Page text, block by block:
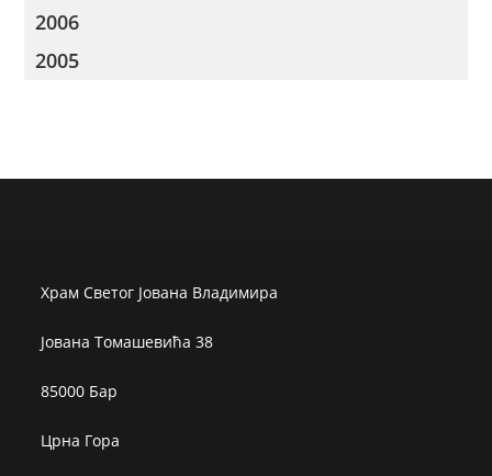
2006
2005
Храм Светог Јована Владимира
Јована Томашевића 38
85000 Бар
Црна Гора